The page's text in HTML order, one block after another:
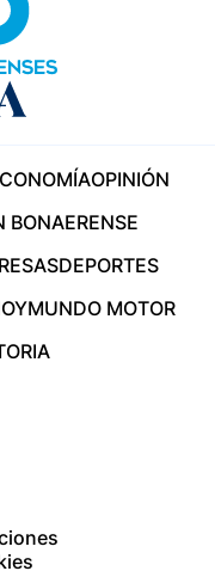
OPINIÓN
BONAERENSE
DEPORTES
MUNDO MOTOR